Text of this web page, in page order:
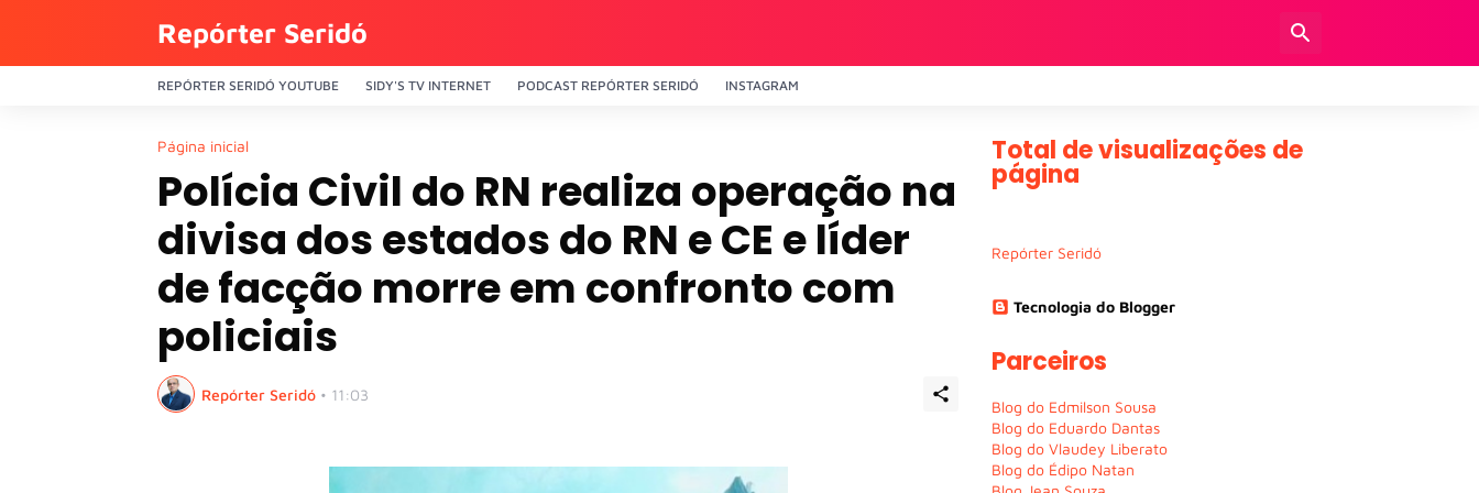
Repórter Seridó
REPÓRTER SERIDÓ YOUTUBE SIDY'S TV INTERNET PODCAST REPÓRTER SERIDÓ INSTAGRAM
Página inicial
Polícia Civil do RN realiza operação na
divisa dos estados do RN e CE e líder
de facção morre em confronto com
policiais
Repórter Seridó • 11:03
Total de visualizações de
página
Repórter Seridó
Tecnologia do Blogger
Parceiros
Blog do Edmilson Sousa
Blog do Eduardo Dantas
Blog do Vlaudey Liberato
Blog do Édipo Natan